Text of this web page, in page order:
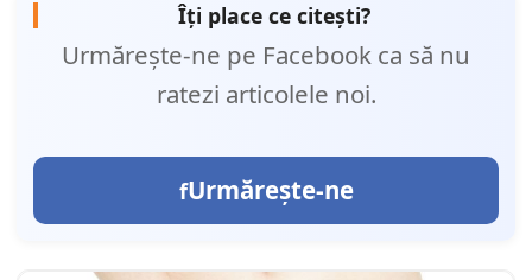
Îți place ce citești?
Urmărește-ne pe Facebook ca să nu
ratezi articolele noi.
Urmărește-ne